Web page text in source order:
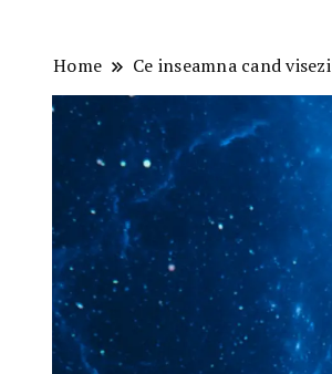
Home Ce inseamna cand visezi